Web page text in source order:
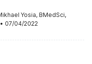
Yosia, BMedSci,
• 07/04/2022